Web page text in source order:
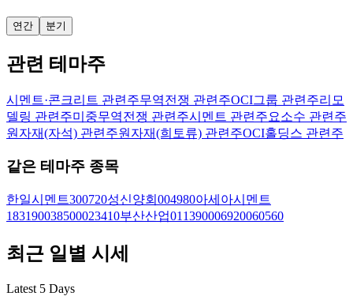
연간 분기
관련 테마주
시멘트·콘크리트 관련주무역전쟁 관련주OCI그룹 관련주리모
델링 관련주미중무역전쟁 관련주시멘트 관련주요소수 관련주
원자재(자석) 관련주원자재(희토류) 관련주OCI홀딩스 관련주
같은 테마주 종목
한일시멘트300720성신양회 004980아세아시멘트
183190038500023410부산산업011390006920060560
최근 일별 시세
Latest 5 Days